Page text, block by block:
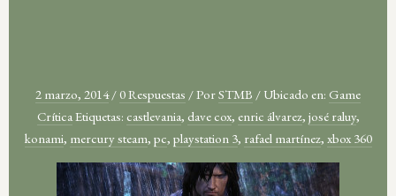
2 marzo, 2014 /0 Respuestas /PorSTMB / Ubicado en: Game
CríticaEtiquetas: castlevania, dave cox, enric álvarez, josé raluy,
konami, mercury steam, pc, playstation 3, rafael martínez, xbox 360